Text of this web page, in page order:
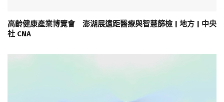
高齡健康產業博覽會 澎湖展遠距醫療與智慧篩檢 | 地方 | 中央
社 CNA